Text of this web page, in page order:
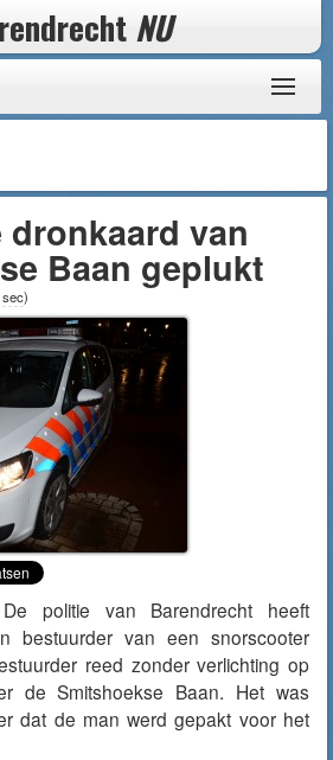
NU
dronkaard van
Baan geplukt
)
De politie van Barendrecht heeft
bestuurder van een snorscooter
reed zonder verlichting op
de Smitshoekse Baan. Het was
dat de man werd gepakt voor het